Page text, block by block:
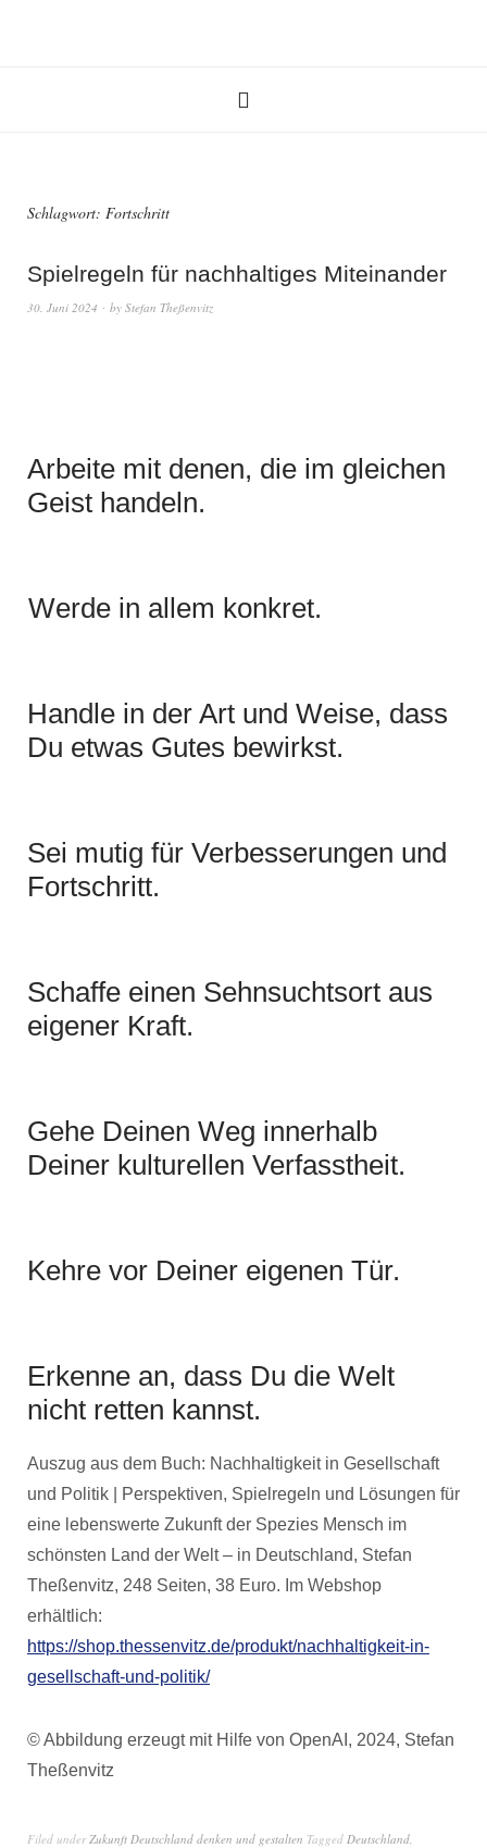
Schlagwort: Fortschritt
Spielregeln für nachhaltiges Miteinander
30. Juni 2024 by Stefan Theßenvitz
Arbeite mit denen, die im gleichen
Geist handeln.
Werde in allem konkret.
Handle in der Art und Weise, dass
Du etwas Gutes bewirkst.
Sei mutig für Verbesserungen und
Fortschritt.
Schaffe einen Sehnsuchtsort aus
eigener Kraft.
Gehe Deinen Weg innerhalb
Deiner kulturellen Verfasstheit.
Kehre vor Deiner eigenen Tür.
Erkenne an, dass Du die Welt
nicht retten kannst.
Auszug aus dem Buch: Nachhaltigkeit in Gesellschaft
und Politik | Perspektiven, Spielregeln und Lösungen für
eine lebenswerte Zukunft der Spezies Mensch im
schönsten Land der Welt – in Deutschland, Stefan
Theßenvitz, 248 Seiten, 38 Euro. Im Webshop
erhältlich:
https://shop.thessenvitz.de/produkt/nachhaltigkeit-in-
gesellschaft-und-politik/
© Abbildung erzeugt mit Hilfe von OpenAI, 2024, Stefan
Theßenvitz
Filed underZukunft Deutschland denken und gestalten Tagged Deutschland,